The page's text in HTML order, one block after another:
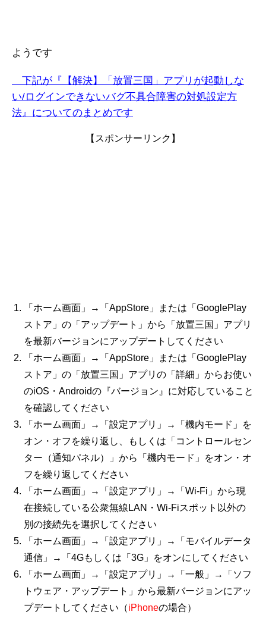
ようです
下記が『【解決】「放置三国」 アプリが起動しな
い/ログインできないバグ不具合障害の対処設定方
法』についてのまとめです
【スポンサーリンク】
「ホーム画面」→「AppStore」または「GooglePlay
ストア」の「アップデート」から「放置三国」アプリ
を最新バージョンにアップデートしてください
「ホーム画面」→「AppStore」または「GooglePlay
ストア」の「放置三国」アプリの「詳細」からお使い
のiOS・Androidの『バージョン』に対応していること
を確認してください
「ホーム画面」→「設定アプリ」→「機内モード」を
オン・オフを繰り返し、もしくは「コントロールセン
ター（通知パネル）」から「機内モード」をオン・オ
フを繰り返してください
「ホーム画面」→「設定アプリ」→「Wi-Fi」から現
在接続している公衆無線LAN・Wi-Fiスポット以外の
別の接続先を選択してください
「ホーム画面」→「設定アプリ」→「モバイルデータ
通信」→「4Gもしくは「3G」をオンにしてください
「ホーム画面」→「設定アプリ」→「一般」→「ソフ
トウェア・アップデート」から最新バージョンにアッ
プデートしてください（iPhoneの場合）